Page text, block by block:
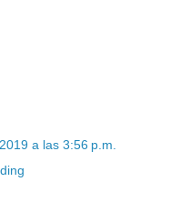
a las 3:56 p.m.